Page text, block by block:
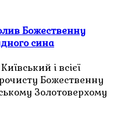
Божественну
сина
і всієї
Божественну
Золотоверхому